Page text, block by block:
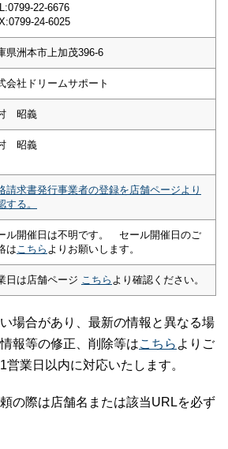
22-6676
24-6025
県洲本市上加茂396-6
会社ドリームサポート
昭義
昭義
請求書発行事業者の登録を店舗ページより
する。
ル開催日は不明です。 セール開催日のご
は こちら よりお願いします。
日は店舗ページ こちら より確認ください。
場合があり、最新の情報と異なる場
報等の修正、削除等はこちら よりご
業日以内に対応いたします。
の際は店舗名または該当URLを必ず